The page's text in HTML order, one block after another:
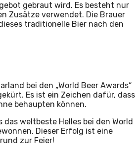
gebraut wird. Es besteht nur
Zusätze verwendet. Die Brauer
traditionelle Bier nach den
bei den „World Beer Awards“
Es ist ein Zeichen dafür, dass
behaupten können.
weltbeste Helles bei den World
Dieser Erfolg ist eine
zur Feier!